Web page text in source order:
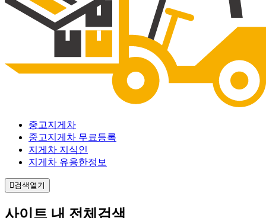
중고지게차
중고지게차 무료등록
지게차 지식인
지게차 유용한정보
검색열기
사이트 내 전체검색